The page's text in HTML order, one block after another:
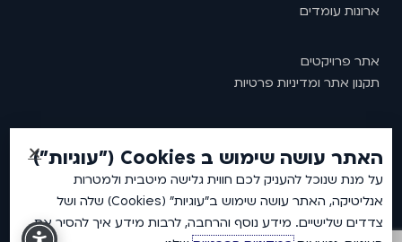
ארונות עומדים
אתר פרויקטים
תקנון אתר ומדיניות פרטיות
2026 © כל זכויות שמורות לאמבין ארונות אמבטיה.
האתר עושה שימוש ב Cookies ("עוגיות")
על מנת שנוכל להעניק לכם חווית גלישה מיטבית ולמטרות
אנליטיקה, האתר עושה שימוש ב"עוגיות" (Cookies) שלה ושל
צדדים שלישיים. מידע נוסף והרחבה, לרבות מידע איך להסיר את